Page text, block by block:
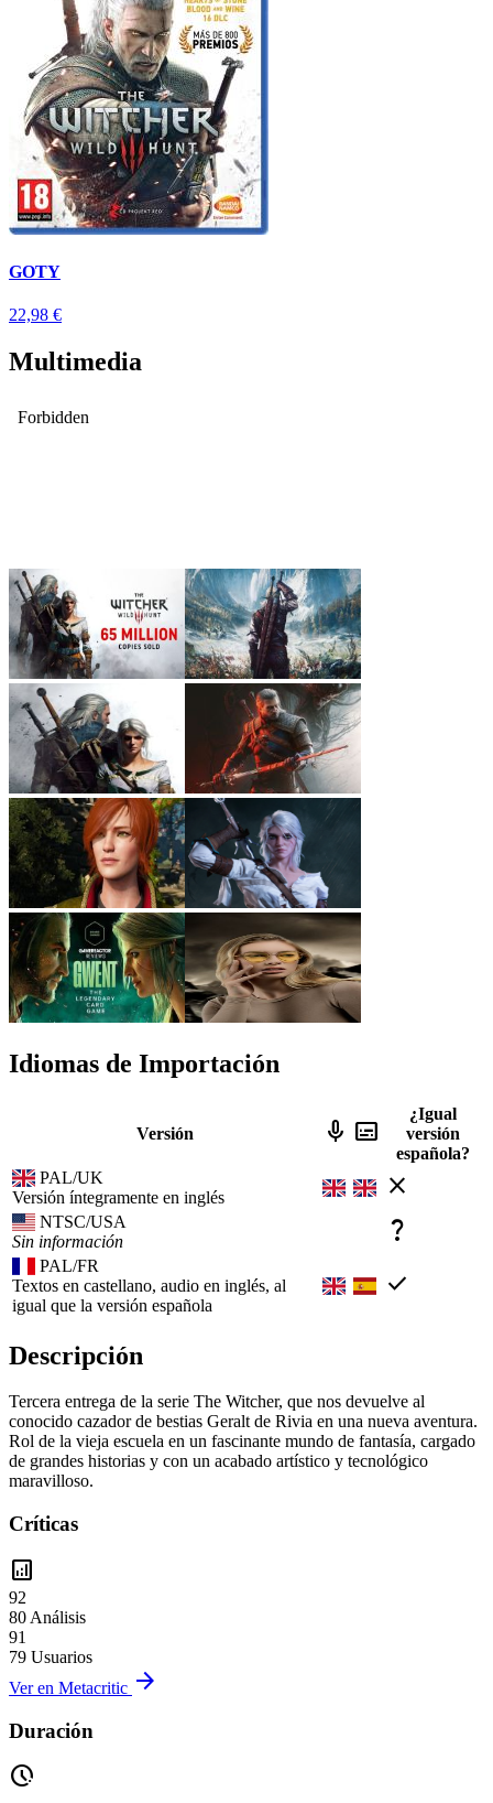
GOTY
22,98 €
Multimedia
Idiomas de Importación
Versión mic subtitles
¿Igual
versión
española?
PAL/UK
Versión íntegramente en inglés
close
NTSC/USA
Sin información
question_mark
PAL/FR
Textos en castellano, audio en inglés, al
igual que la versión española
check
Descripción
Tercera entrega de la serie The Witcher, que nos devuelve al
conocido cazador de bestias Geralt de Rivia en una nueva aventura.
Rol de la vieja escuela en un fascinante mundo de fantasía, cargado
de grandes historias y con un acabado artístico y tecnológico
maravilloso.
Críticas
analytics
92
80 Análisis
91
79 Usuarios
Ver en Metacritic arrow_forward
Duración
pace